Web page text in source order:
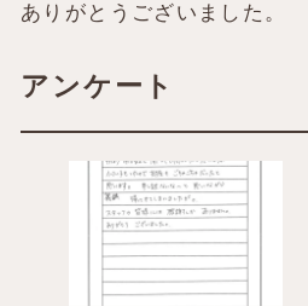
ありがとうございました。
アンケート